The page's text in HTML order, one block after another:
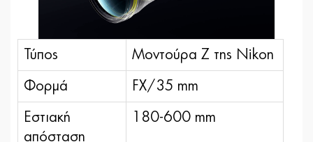
Τύπος Μοντούρα Ζ της Nikon
Φορμά FX/35 mm
Εστιακή
απόσταση
180-600 mm